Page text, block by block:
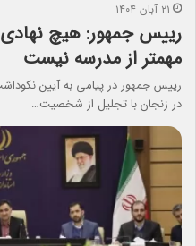
۲۱ آبان ۱۴۰۴
رییس جمهور: هیچ نهادی
مهمتر از مدرسه نیست
رییس جمهور در پیامی به آیین
در زنجان با تجلیل از شخصیت…